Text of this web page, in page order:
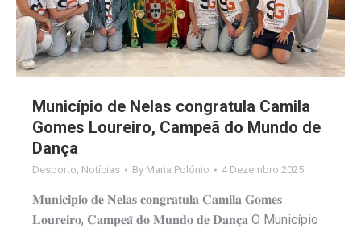
Município de Nelas congratula Camila
Gomes Loureiro, Campeã do Mundo de
Dança
Desporto Notícias By Maria Polónio 4 Dezembro 2025
𝐌𝐮𝐧𝐢𝐜𝐢́𝐩𝐢𝐨 𝐝𝐞 𝐍𝐞𝐥𝐚𝐬 𝐜𝐨𝐧𝐠𝐫𝐚𝐭𝐮𝐥𝐚 𝐂𝐚𝐦𝐢𝐥𝐚 𝐆𝐨𝐦𝐞𝐬
𝐋𝐨𝐮𝐫𝐞𝐢𝐫𝐨, 𝐂𝐚𝐦𝐩𝐞𝐚̃ 𝐝𝐨 𝐌𝐮𝐧𝐝𝐨 𝐝𝐞 𝐃𝐚𝐧𝐜̧𝐚 O Município